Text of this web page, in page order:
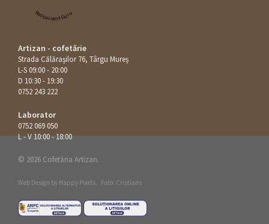
Restaurant Guru
Artizan - cofetărie
Strada Călăraşilor 76, Târgu Mureș
L-S 09:00 - 20:00
D 10:30 - 19:30
0752 243 222
Laborator
0752 069 050
L - V 10:00 - 18:00
© 2026 Cofetăria Artizan.
Web Design by Happy Pixels. Foto: Cristians